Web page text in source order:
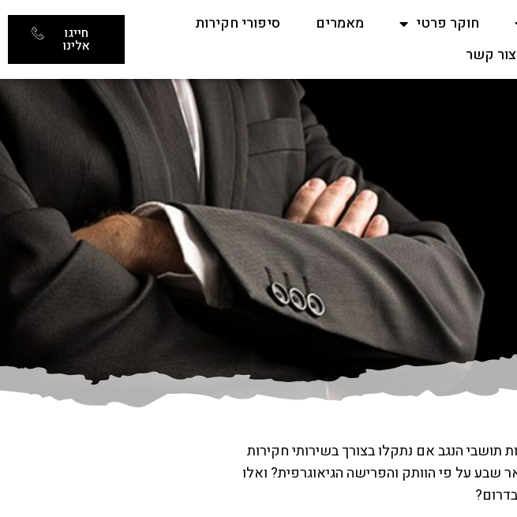
חוקר פרטי מאמרים
סיפורי חקירות
צור קשר
חייגו
אלינו
תושבי הנגב אם נתקלו בצורך בשירותי חקירות
שבע על פי הוותק והפרישה הגיאוגרפית? ואלו